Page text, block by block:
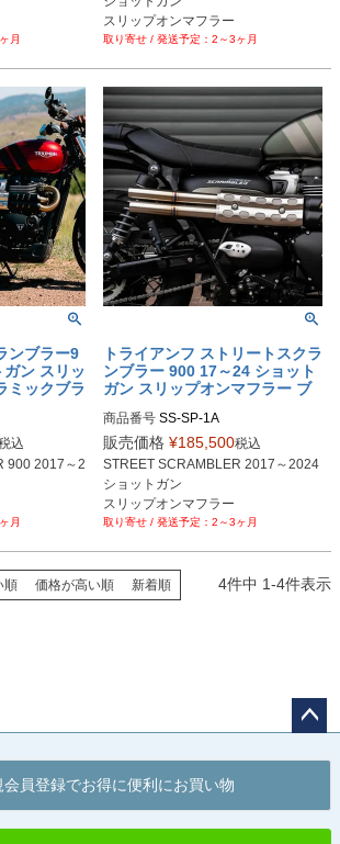
street-scr
月
ust-parts/products/triumph-street-scr
ambler-shotgun-pipes?variant=5593
スリップオンマフラー
ブラッシュ仕上げ 2～3ヶ月
ンブラー9
ン スリッ
ミックブラ
colle
exha
street-scr
込
900 2017～2
月
トライアンフ ストリートスクラ
ンブラー 900 17～24 ショット
ガン スリップオンマフラー ブ
商品番号 SS-SP-1A
SS-SP-1a
https://hitchcoxmotorcycles.com/colle
ctions/triumph-street-scrambler-exha
ust-parts/products/triumph-street-scr
ambler-shotgun-pipes?variant=5497
販売価格 ¥185,500税込
STREET SCRAMBLER 2017～2024
ショットガン
スリップオンマフラー
ブラッシュ仕上げ 2～3ヶ月
順 価格が高い順 新着順 4件中 1-4件表示
へ
会員登録でお得に便利にお買い物